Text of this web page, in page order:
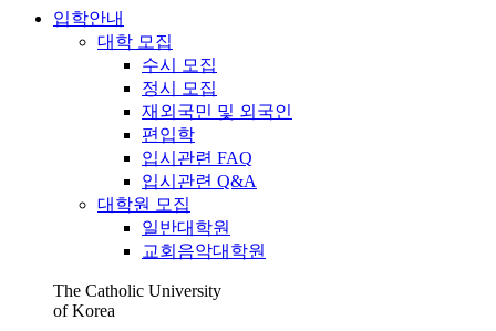
입학안내
대학 모집
수시 모집
정시 모집
재외국민 및 외국인
편입학
입시관련 FAQ
입시관련 Q&A
대학원 모집
일반대학원
교회음악대학원
The Catholic University
of Korea